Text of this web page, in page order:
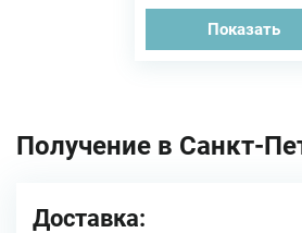
Показать
Получение в Санкт-
Доставка: